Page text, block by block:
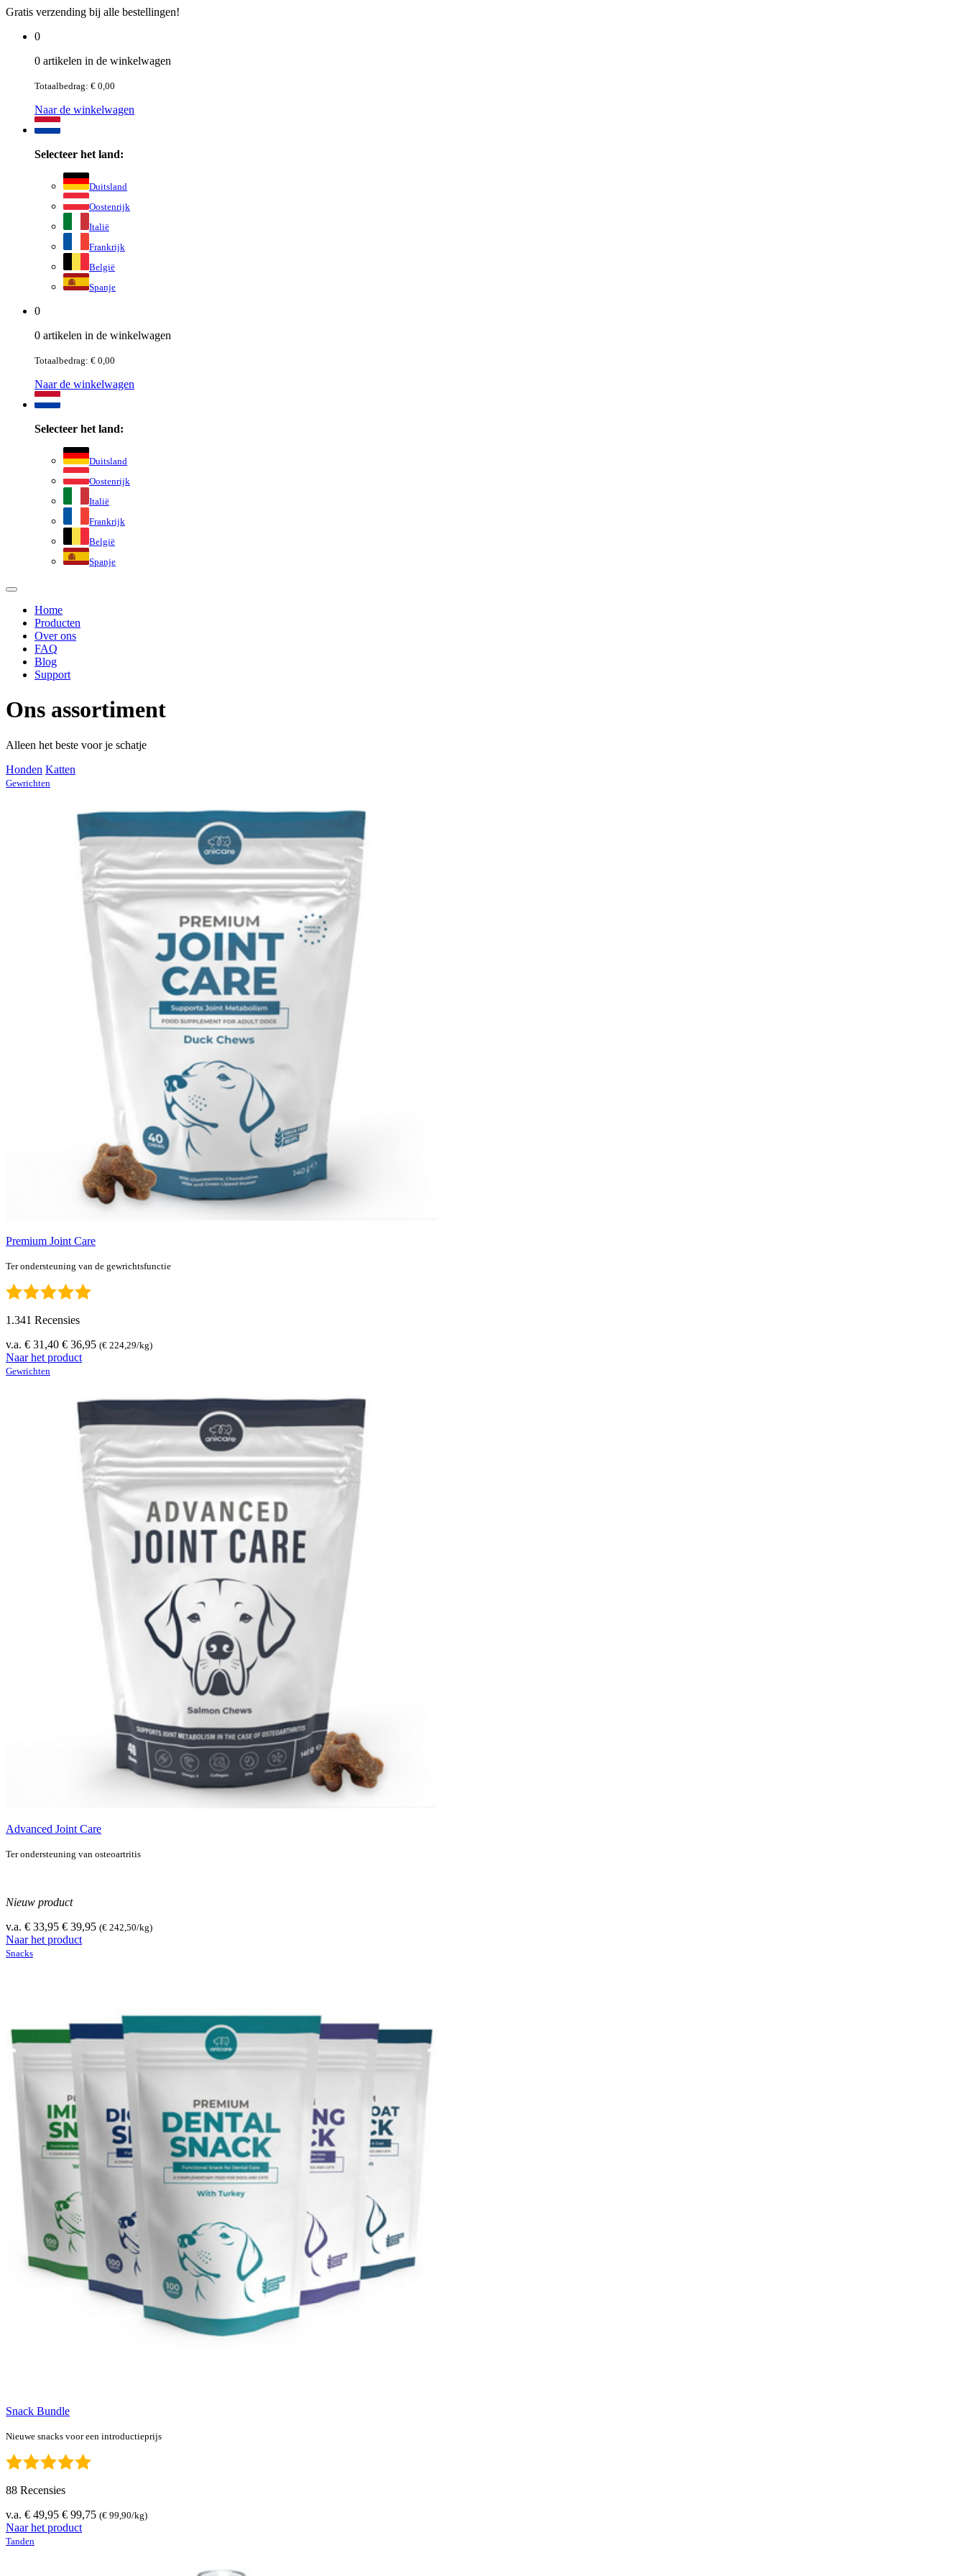
Gratis verzending bij alle bestellingen!
0
0 artikelen in de winkelwagen
Totaalbedrag: € 0,00
Naar de winkelwagen
Selecteer het land:
Duitsland
Oostenrijk
Italië
Frankrijk
België
Spanje
0
0 artikelen in de winkelwagen
Totaalbedrag: € 0,00
Naar de winkelwagen
Selecteer het land:
Duitsland
Oostenrijk
Italië
Frankrijk
België
Spanje
Home
Producten
Over ons
FAQ
Blog
Support
Ons assortiment
Alleen het beste voor je schatje
Honden Katten
Gewrichten
Premium Joint Care
Ter ondersteuning van de gewrichtsfunctie
1.341 Recensies
v.a. € 31,40 € 36,95 (€ 224,29/kg)
Naar het product
Gewrichten
Advanced Joint Care
Ter ondersteuning van osteoartritis
Nieuw product
v.a. € 33,95 € 39,95 (€ 242,50/kg)
Naar het product
Snacks
Snack Bundle
Nieuwe snacks voor een introductieprijs
88 Recensies
v.a. € 49,95 € 99,75 (€ 99,90/kg)
Naar het product
Tanden